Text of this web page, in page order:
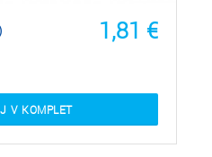
1,81 €
V KOMPLET